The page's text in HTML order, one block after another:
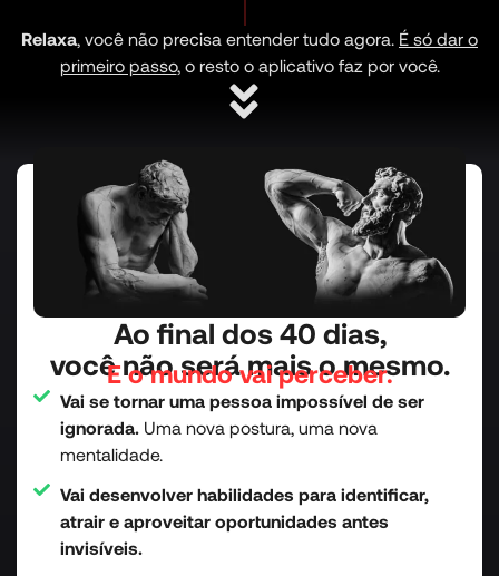
Relaxa, você não precisa entender tudo agora. É só dar o
primeiro passo, o resto o aplicativo faz por você.
Ao final dos 40 dias,
você não será mais o mesmo.
E o mundo vai perceber.
Vai se tornar uma pessoa impossível de ser
ignorada. Uma nova postura, uma nova
mentalidade.
Vai desenvolver habilidades para identificar,
atrair e aproveitar oportunidades antes
invisíveis.